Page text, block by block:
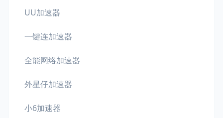
UU加速器
一键连加速器
全能网络加速器
外星仔加速器
小6加速器